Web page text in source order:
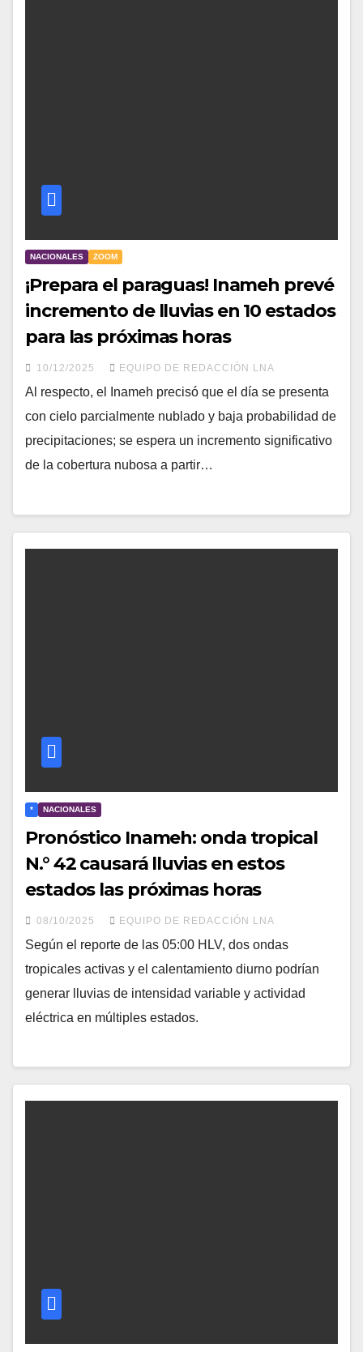
NACIONALES ZOOM
¡Prepara el paraguas! Inameh prevé
incremento de lluvias en 10 estados
para las próximas horas
10/12/2025 EQUIPO DE REDACCIÓN LNA
Al respecto, el Inameh precisó que el día se presenta
con cielo parcialmente nublado y baja probabilidad de
precipitaciones; se espera un incremento significativo
de la cobertura nubosa a partir…
* NACIONALES
Pronóstico Inameh: onda tropical
N.° 42 causará lluvias en estos
estados las próximas horas
08/10/2025 EQUIPO DE REDACCIÓN LNA
Según el reporte de las 05:00 HLV, dos ondas
tropicales activas y el calentamiento diurno podrían
generar lluvias de intensidad variable y actividad
eléctrica en múltiples estados.